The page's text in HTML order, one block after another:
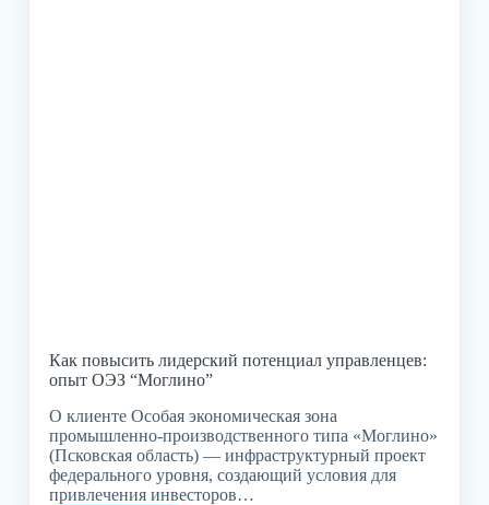
Как повысить лидерский потенциал управленцев:
опыт ОЭЗ “Моглино”
О клиенте Особая экономическая зона
промышленно-производственного типа «Моглино»
(Псковская область) — инфраструктурный проект
федерального уровня, создающий условия для
привлечения инвесторов…